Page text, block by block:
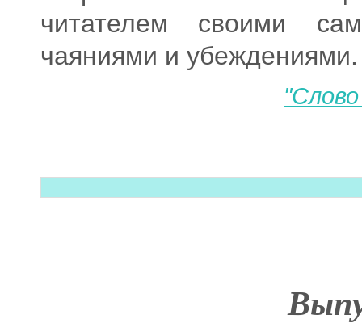
читателем своими
чаяниями и убеждениями.